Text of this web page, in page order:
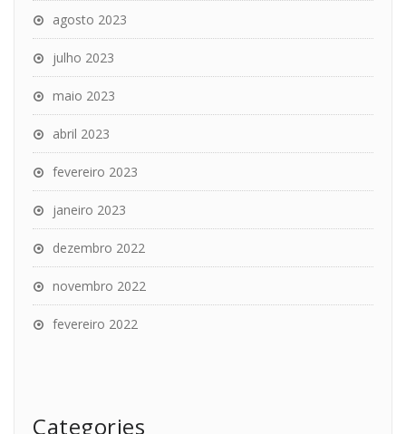
agosto 2023
julho 2023
maio 2023
abril 2023
fevereiro 2023
janeiro 2023
dezembro 2022
novembro 2022
fevereiro 2022
Categories